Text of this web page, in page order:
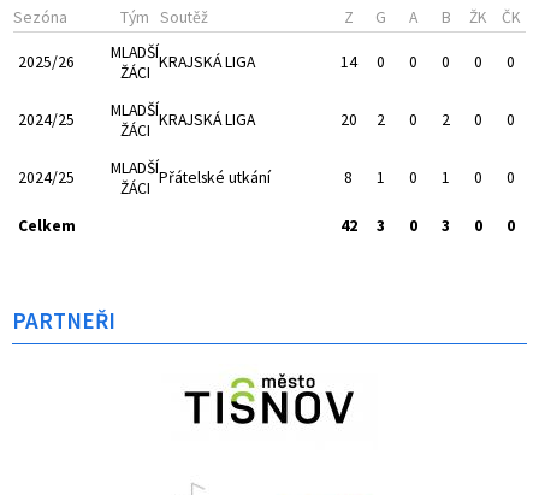
Sezóna Tým Soutěž Z G A B ŽK ČK
2025/26
MLADŠÍ
ŽÁCI
KRAJSKÁ LIGA 14 0 0 0 0 0
2024/25
MLADŠÍ
ŽÁCI
KRAJSKÁ LIGA 20 2 0 2 0 0
2024/25
MLADŠÍ
ŽÁCI
Přátelské utkání 8 1 0 1 0 0
Celkem 42 3 0 3 0 0
PARTNEŘI